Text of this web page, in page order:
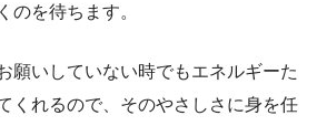
のを待ちます。
願いしていない時でもエネルギーた
くれるので、そのやさしさに身を任